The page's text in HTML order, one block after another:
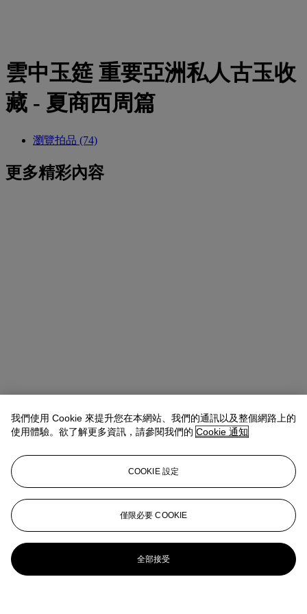
雲中玉筵 重要亞洲私人古玉收
藏 - 夏商西周篇
瀏覽拍品 (74)
更多精彩內容
我們使用 Cookie 來提升您在本網站、我們的通訊以及整個網路上的
使用體驗。欲了解更多資訊，請參閱我們的 Cookie 通知
COOKIE 設定
僅限必要 COOKIE
全部接受